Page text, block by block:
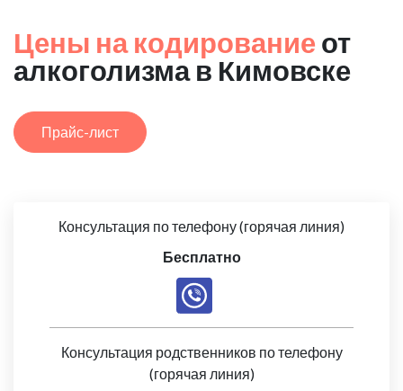
Цены на кодирование от
алкоголизма в Кимовске
Прайс-лист
Консультация по телефону (горячая линия)
Бесплатно
Консультация родственников по телефону
(горячая линия)